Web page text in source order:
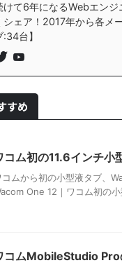
けて6年になるWebエン
シェア！2017年から各メ
:34台】
すめ
コム初の11.6インチ
コムから初の小型液タブ、
One 12｜ワコム初の
コムMobileStudio Pro